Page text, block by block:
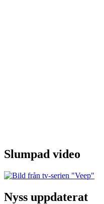
Slumpad video
Nyss uppdaterat